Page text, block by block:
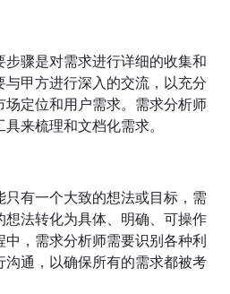
骤是对需求进行详细的收集和
甲方进行深入的交流，以充分
定位和用户需求。需求分析师
来梳理和文档化需求。
有一个大致的想法或目标，需
法转化为具体、明确、可操作
，需求分析师需要识别各种利
通，以确保所有的需求都被考